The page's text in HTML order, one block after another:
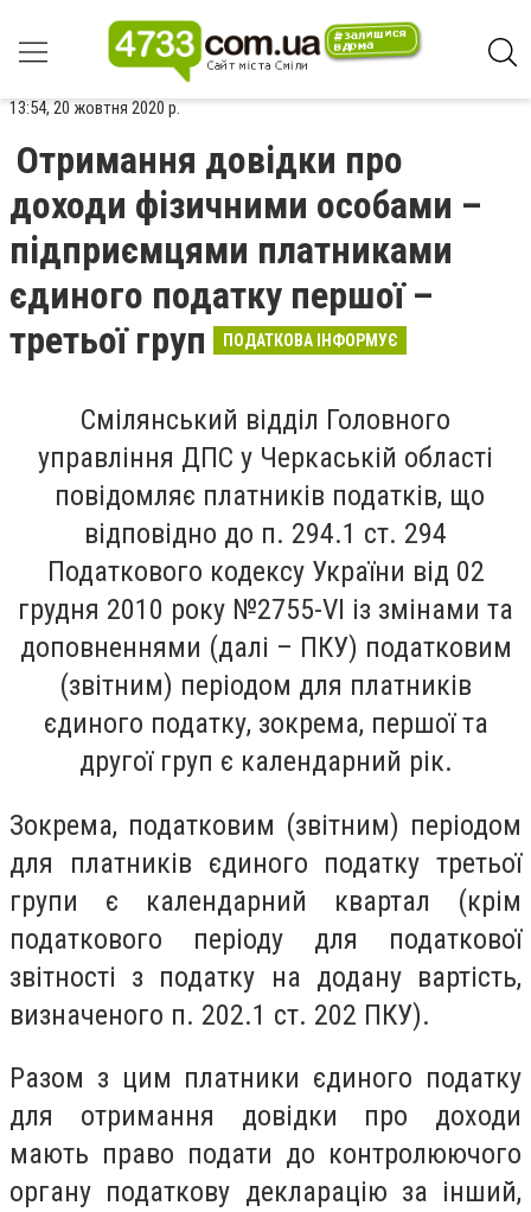
13:54, 20 жовтня 2020 р.
Отримання довідки про
доходи фізичними особами –
підприємцями платниками
єдиного податку першої –
третьої груп
ПОДАТКОВА ІНФОРМУЄ
Смілянський відділ Головного
управління ДПС у Черкаській області
повідомляє платників податків, що
відповідно до п. 294.1 ст. 294
Податкового кодексу України від 02
грудня 2010 року №2755-VІ із змінами та
доповненнями (далі – ПКУ) податковим
(звітним) періодом для платників
єдиного податку, зокрема, першої та
другої груп є календарний рік.
Зокрема, податковим (звітним) періодом
для платників єдиного податку третьої
групи є календарний квартал (крім
податкового періоду для податкової
звітності з податку на додану вартість,
визначеного п. 202.1 ст. 202 ПКУ).
Разом з цим платники єдиного податку
для отримання довідки про доходи
мають право подати до контролюючого
органу податкову декларацію за інший,